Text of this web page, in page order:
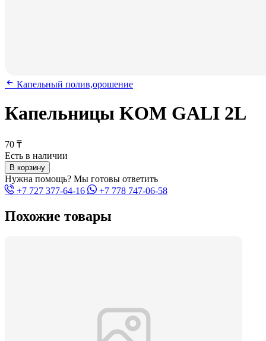
Капельный полив,орошение
Капельницы KOM GALI 2L
70 ₸
Есть в наличии
В корзину
Нужна помощь? Мы готовы ответить
+7 727 377-64-16
+7 778 747-06-58
Похожие товары